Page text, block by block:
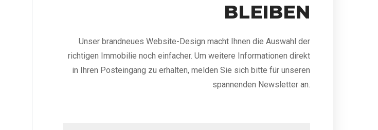
BLEIBEN
Unser brandneues Website-Design macht Ihnen die Auswahl der
richtigen Immobilie noch einfacher. Um weitere Informationen direkt
in Ihren Posteingang zu erhalten, melden Sie sich bitte für unseren
spannenden Newsletter an.